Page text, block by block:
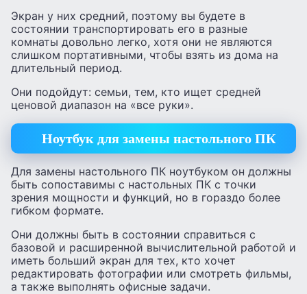
Экран у них средний, поэтому вы будете в
состоянии транспортировать его в разные
комнаты довольно легко, хотя они не являются
слишком портативными, чтобы взять из дома на
длительный период.
Они подойдут: семьи, тем, кто ищет средней
ценовой диапазон на «все руки».
Ноутбук для замены настольного ПК
Для замены настольного ПК ноутбуком он должны
быть сопоставимы с настольных ПК с точки
зрения мощности и функций, но в гораздо более
гибком формате.
Они должны быть в состоянии справиться с
базовой и расширенной вычислительной работой и
иметь больший экран для тех, кто хочет
редактировать фотографии или смотреть фильмы,
а также выполнять офисные задачи.